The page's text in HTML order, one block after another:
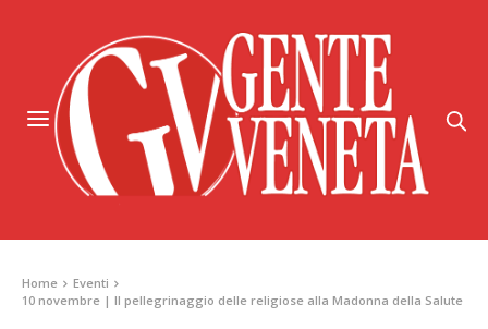
Home
Eventi
10 novembre | Il pellegrinaggio delle religiose alla Madonna della Salute